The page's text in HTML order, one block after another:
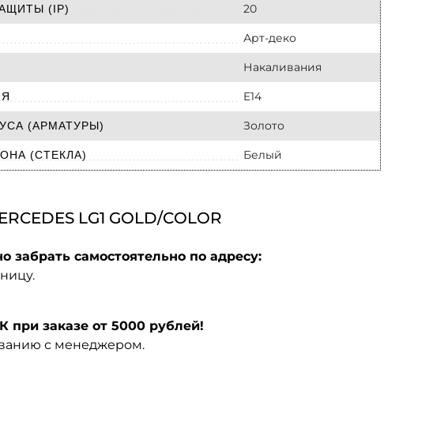
(IP) 20
Арт-деко
Накаливания
E14
(АРМАТУРЫ) Золото
(СТЕКЛА) Белый
LG1 GOLD/COLOR
забрать самостоятельно по адресу:
заказе от 5000 рублей!
с менеджером.